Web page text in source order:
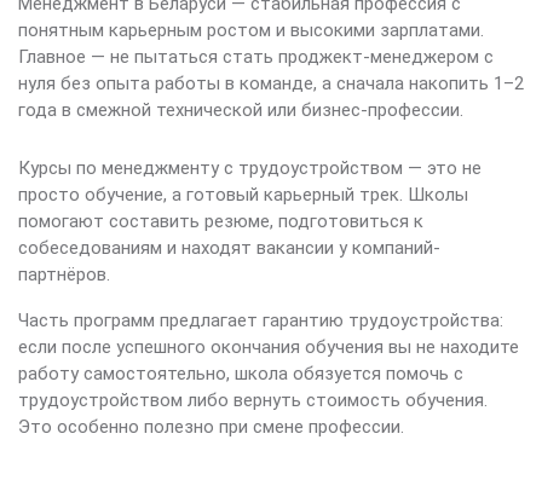
понятным карьерным ростом и высокими зарплатами.
Главное — не пытаться стать проджект-менеджером с
нуля без опыта работы в команде, а сначала накопить 1–2
года в смежной технической или бизнес-профессии.
Курсы по менеджменту с трудоустройством — это не
просто обучение, а готовый карьерный трек. Школы
помогают составить резюме, подготовиться к
собеседованиям и находят вакансии у компаний-
партнёров.
Часть программ предлагает гарантию трудоустройства:
если после успешного окончания обучения вы не находите
работу самостоятельно, школа обязуется помочь с
трудоустройством либо вернуть стоимость обучения.
Это особенно полезно при смене профессии.